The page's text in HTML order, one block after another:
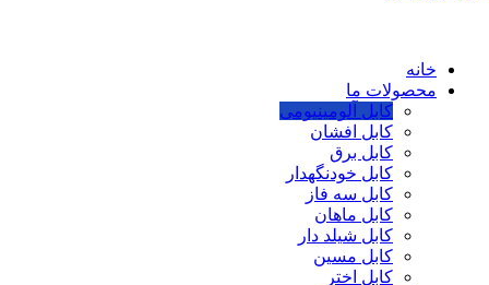
خانه
محصولات ما
کابل آلومینیومی
کابل افشان
کابل برق
کابل خودنگهدار
کابل سه فاز
کابل ماهان
کابل شیلد دار
کابل مسین
کابل اختر